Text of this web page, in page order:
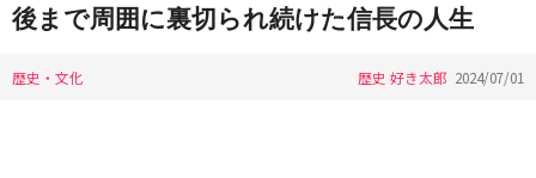
後まで周囲に裏切られ続けた信長の人生
歴史・文化 歴史 好き太郎 2024/07/01